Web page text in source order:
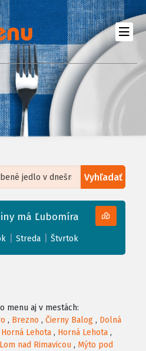
Vyhľadať
courtesy ofHumanitarian OpenStreetMap
má Ľubomíra
Streda Štvrtok
menu aj v mestách:
, Brezno , Čierny Balog , Dolná
Horná Lehota , Horná Lehota ,
Lom nad Rimavicou , Mýto pod